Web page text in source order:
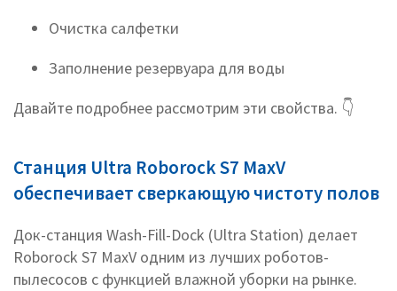
Очистка салфетки
Заполнение резервуара для воды
Давайте подробнее рассмотрим эти свойства. 👇
Станция Ultra Roborock S7 MaxV
обеспечивает сверкающую чистоту полов
Док-станция Wash-Fill-Dock (Ultra Station) делает
Roborock S7 MaxV одним из лучших роботов-
пылесосов с функцией влажной уборки на рынке.